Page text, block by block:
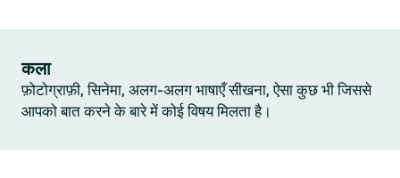
कला
फ़ोटोग्राफ़ी, सिनेमा, अलग-अलग भाषाएँ सीखना, ऐसा कुछ भी जिससे
आपको बात करने के बारे में कोई विषय मिलता है।